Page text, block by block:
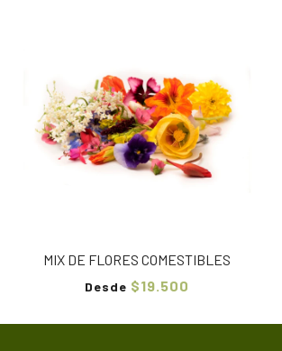
MIX DE FLORES COMESTIBLES
Desde $19.500